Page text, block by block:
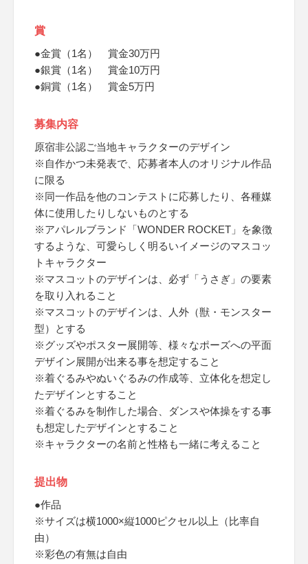
賞
●金賞（1名） 賞金30万円
●銀賞（1名） 賞金10万円
●銅賞（1名） 賞金5万円
募集内容
原宿非公認ご当地キャラクターのデザイン
※自作かつ未発表で、応募者本人のオリジナル作品
に限る
※同一作品を他のコンテストに応募したり、各種媒
体に使用したりしないものとする
※アパレルブランド「WONDER ROCKET」を象徴
するような、可愛らしく明るいイメージのマスコッ
トキャラクター
※マスコットのデザインは、必ず「うさぎ」の要素
を取り入れること
※マスコットのデザインは、人外（獣・モンスター
型）とする
※グッズやポスター展開等、様々なポーズへの平面
デザイン展開が出来る事を想定すること
※着ぐるみやぬいぐるみの作成等、立体化を想定し
たデザインとすること
※着ぐるみを制作した場合、ダンスや体操をする事
も想定したデザインとすること
※キャラクターの名前と性格も一緒に考えること
提出物
●作品
※サイズは横1000×縦1000ピクセル以上（比率自
由）
※彩色の有無は自由